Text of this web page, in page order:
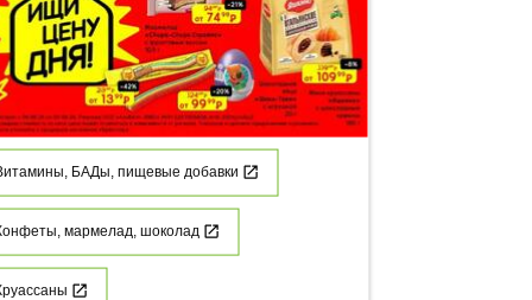
БАДы, пищевые добавки
мармелад, шоколад